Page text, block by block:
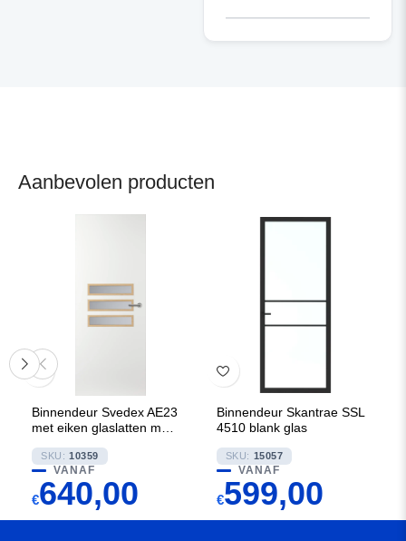
Aanbevolen producten
Binnendeur Svedex AE23
met eiken glaslatten met
SKU: 10359
VANAF
€640,00
Binnendeur Skantrae SSL
4510 blank glas
SKU: 15057
VANAF
€599,00